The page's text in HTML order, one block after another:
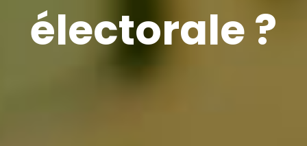
électorale ?